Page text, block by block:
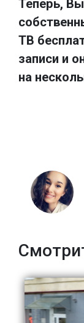
Теперь,
ТВ
записи и
на